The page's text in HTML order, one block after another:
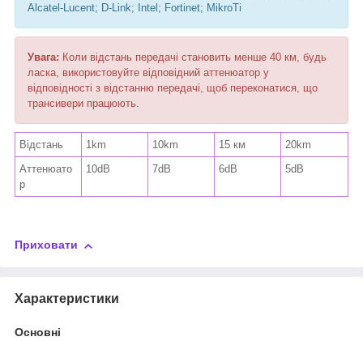
Alcatel-Lucent; D-Link; Intel; Fortinet; MikroTi
Увага: Коли відстань передачі становить менше 40 км, будь
ласка, використовуйте відповідний аттенюатор у
відповідності з відстанню передачі, щоб переконатися, що
трансивери працюють.
Відстань 1km 10km 15 км
20km
Аттенюато
р
10dB 7dB 6dB 5dB
Приховати
Характеристики
Основні